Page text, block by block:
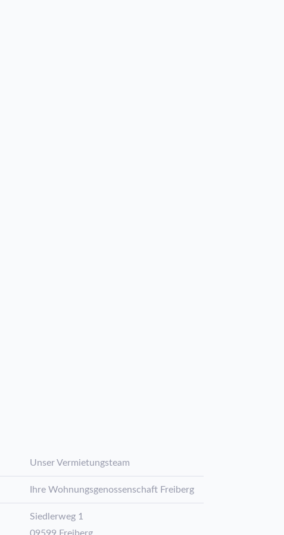
Unser Vermietungsteam
Ihre Wohnungsgenossenschaft Freiberg
Siedlerweg 1